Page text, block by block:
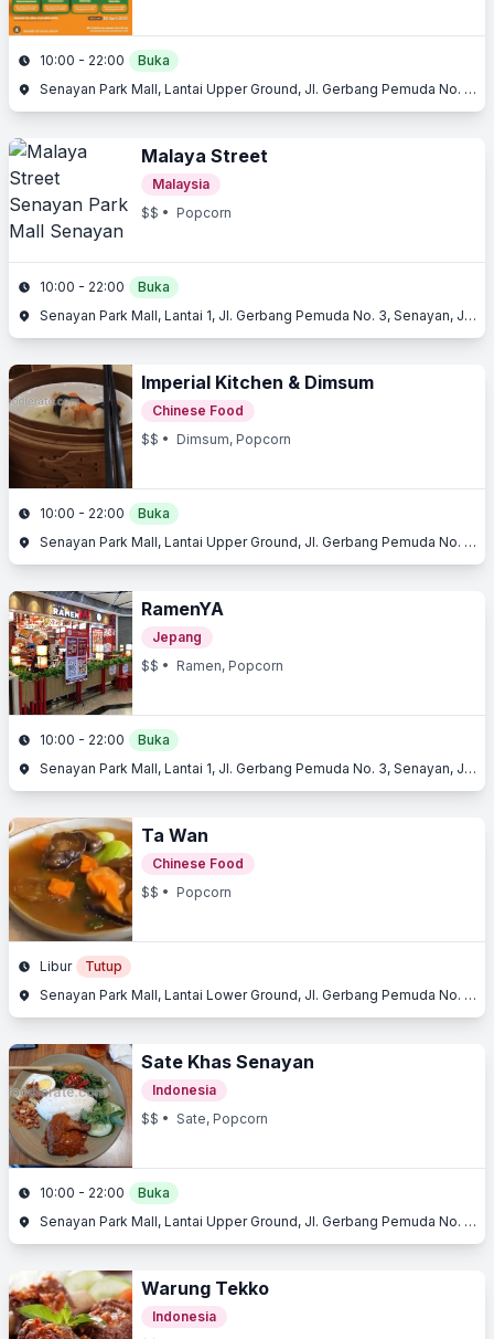
10:00 - 22:00
Buka
Senayan Park Mall, Lantai Upper Ground, Jl. Gerbang Pemuda No. 3, Senayan, Jakarta Selatan, Jakarta
Malaya Street
Malaysia
$$ • Popcorn
10:00 - 22:00
Buka
Senayan Park Mall, Lantai 1, Jl. Gerbang Pemuda No. 3, Senayan, Jakarta Selatan, Jakarta
Imperial Kitchen & Dimsum
Chinese Food
$$ • Dimsum, Popcorn
10:00 - 22:00
Buka
Senayan Park Mall, Lantai Upper Ground, Jl. Gerbang Pemuda No. 3, Senayan, Jakarta Selatan, Jakarta
RamenYA
Jepang
$$ • Ramen, Popcorn
10:00 - 22:00
Buka
Senayan Park Mall, Lantai 1, Jl. Gerbang Pemuda No. 3, Senayan, Jakarta Selatan, Jakarta
Ta Wan
Chinese Food
$$ • Popcorn
Libur
Tutup
Senayan Park Mall, Lantai Lower Ground, Jl. Gerbang Pemuda No. 3, Senayan, Jakarta Selatan, Jakarta
Sate Khas Senayan
Indonesia
$$ • Sate, Popcorn
10:00 - 22:00
Buka
Senayan Park Mall, Lantai Upper Ground, Jl. Gerbang Pemuda No. 3, Senayan, Jakarta Selatan, Jakarta
Warung Tekko
Indonesia